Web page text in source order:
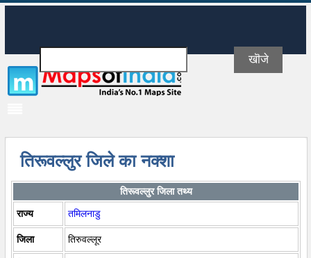
तिरूवल्लुर जिले का नक्शा
तिरूवल्लुर जिला तथ्य
राज्य
तमिलनाडु
जिला तिरुवल्लूर